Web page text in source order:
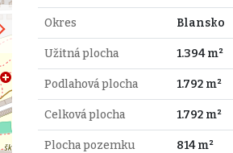
Okres Blansko
Užitná plocha 1.394 m²
Podlahová plocha 1.792 m²
Celková plocha 1.792 m²
Plocha pozemku 814 m²